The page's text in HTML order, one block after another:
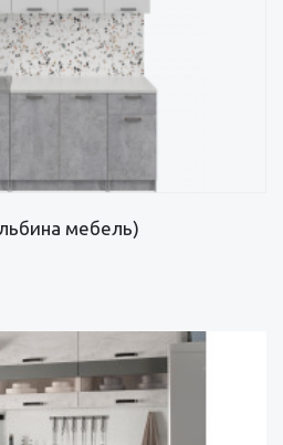
мебель)